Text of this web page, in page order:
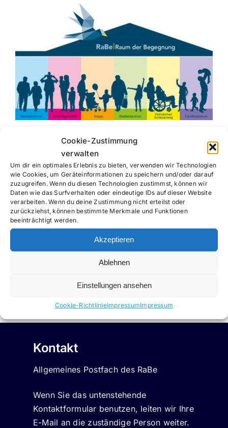
Cookie-Zustimmung
verwalten
Um dir ein optimales Erlebnis zu bieten, verwenden wir Technologien
wie Cookies, um Geräteinformationen zu speichern und/oder darauf
zuzugreifen. Wenn du diesen Technologien zustimmst, können wir
Daten wie das Surfverhalten oder eindeutige IDs auf dieser Website
verarbeiten. Wenn du deine Zustimmung nicht erteilst oder
zurückziehst, können bestimmte Merkmale und Funktionen
beeinträchtigt werden.
Akzeptieren
Ablehnen
Einstellungen ansehen
Cookie-RichtlinieImpressumImpressum
Als offener Begegnungsort für Menschen jeden
Alters, mit unterschiedlicher Herkunft oder
kulturellem Hintergrund freuen wir uns, eines von
rund 550 Mehrgenerationenhäuser bundesweit zu
sein und durch das Bundesministerium für
Familie, Senioren, Frauen und Jugend gefördert
Kontakt
Allgemeines Postfach des RaBe
Wenn Sie das untenstehende
Kontaktformular benutzen, leiten wir Ihre
E-Mail an die zuständige Person weiter.